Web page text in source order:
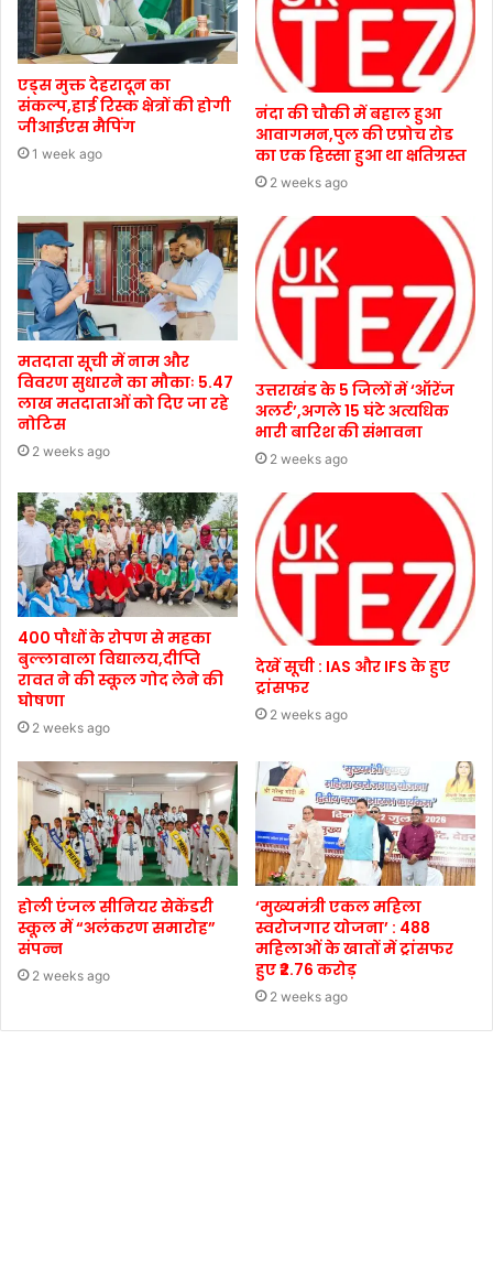
एड्स मुक्त देहरादून का
संकल्प,हाई रिस्क क्षेत्रों की होगी
जीआईएस मैपिंग
1 week ago
नंदा की चौकी में बहाल हुआ
आवागमन,पुल की एप्रोच रोड
का एक हिस्सा हुआ था क्षतिग्रस्त
2 weeks ago
मतदाता सूची में नाम और
विवरण सुधारने का मौकाः 5.47
लाख मतदाताओं को दिए जा रहे
नोटिस
2 weeks ago
उत्तराखंड के 5 जिलों में ‘ऑरेंज
अलर्ट’,अगले 15 घंटे अत्यधिक
भारी बारिश की संभावना
2 weeks ago
400 पौधों के रोपण से महका
बुल्लावाला विद्यालय,दीप्ति
रावत ने की स्कूल गोद लेने की
घोषणा
2 weeks ago
देखें सूची : IAS और IFS के हुए
ट्रांसफर
2 weeks ago
होली एंजल सीनियर सेकेंडरी
स्कूल में “अलंकरण समारोह”
संपन्न
2 weeks ago
‘मुख्यमंत्री एकल महिला
स्वरोजगार योजना’ : 488
महिलाओं के खातों में ट्रांसफर
हुए ₹2.76 करोड़
2 weeks ago